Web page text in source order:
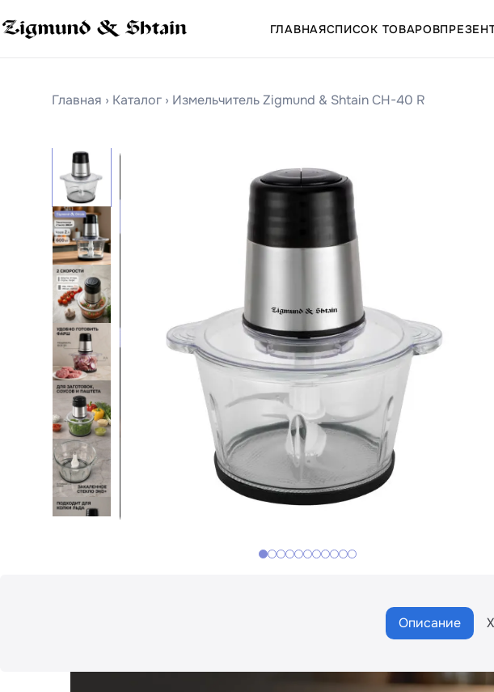
ГЛАВНАЯСПИСОК ТОВАРОВ
Главная › Каталог › Измельчитель Zigmund & Shtain CH-40 R
Описание